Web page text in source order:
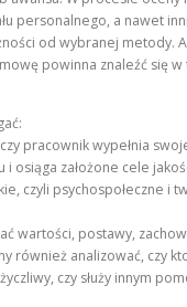
personalnego, a nawet
od wybranej metody.
powinna znaleźć się
pracownik wypełnia
i osiąga założone cele
czyli psychospołeczne i
wartości, postawy,
również analizować, czy
czy służy innym